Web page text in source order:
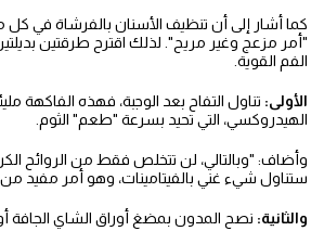
كما أشار إلى أن تنظيف الأسنان بالفرشاة في كل
"أمر مزعج وغير مريح". لذلك اقترح طرقتين
الفم القوية.
الأولى: تناول التفاح بعد الوجبة، فهذه الفاكهة
الهيدروكسي، التي تحيد بسرعة "طعم" الثوم.
وأضاف: "وبالتالي، لن تتخلص فقط من الروائح
ستناول شيء غني بالفيتامينات، وهو أمر مفيد من
والثانية: نصح المدون بمضغ أوراق الشاي الجافة